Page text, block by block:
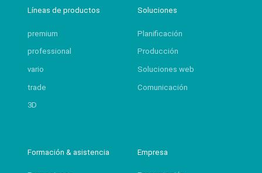
Líneas de productos
premium
professional
vario
trade
3D
Soluciones
Planificación
Producción
Soluciones web
Comunicación
Formación & asistencia Empresa